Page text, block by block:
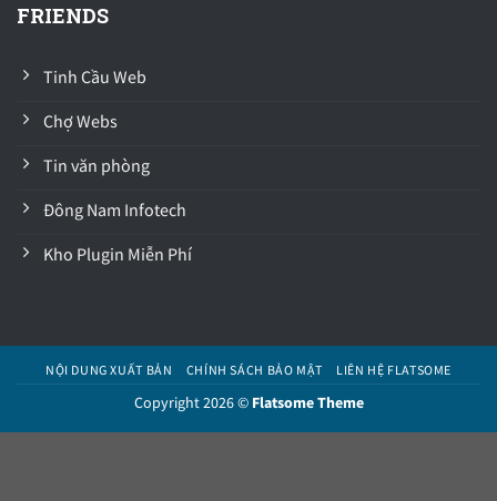
FRIENDS
Tinh Cầu Web
Chợ Webs
Tin văn phòng
Đông Nam Infotech
Kho Plugin Miễn Phí
NỘI DUNG XUẤT BẢN CHÍNH SÁCH BẢO MẬT LIÊN HỆ FLATSOME
Copyright 2026 © Flatsome Theme